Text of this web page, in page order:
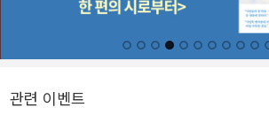
관련 이벤트